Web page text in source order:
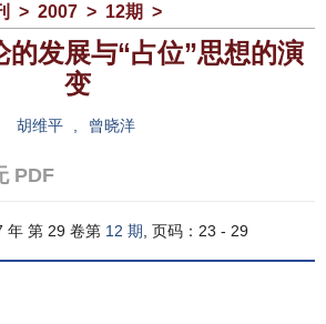
> 2007 > 12期 >
的发展与“占位”思想的演
变
胡维平 曾晓洋
PDF
年 第 29 卷第 12 期 , 页码：23 - 29